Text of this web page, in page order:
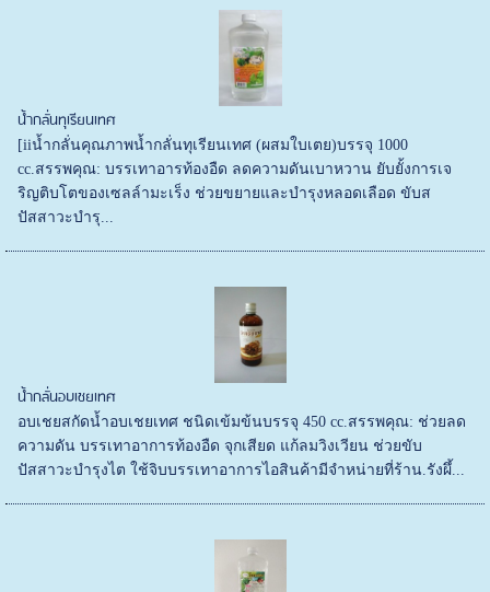
น้ำกลั่นทุเรียนเทศ
[iiน้ำกลั่นคุณภาพน้ำกลั่นทุเรียนเทศ (ผสมใบเตย)บรรจุ 1000
cc.สรรพคุณ: บรรเทาอารท้องอืด ลดความดันเบาหวาน ยับยั้งการเจ
ริญติบโตของเซลล์ามะเร็ง ช่วยขยายและบำรุงหลอดเลือด ขับส
ปัสสาวะบำรุ...
น้ำกลั่นอบเชยเทศ
อบเชยสกัดน้ำอบเชยเทศ ชนิดเข้มข้นบรรจุ 450 cc.สรรพคุณ: ช่วยลด
ความดัน บรรเทาอาการท้องอืด จุกเสียด แก้ลมวิงเวียน ช่วยขับ
ปัสสาวะบำรุงไต ใช้จิบบรรเทาอาการไอสินค้ามีจำหน่ายที่ร้าน.รังผึ้...